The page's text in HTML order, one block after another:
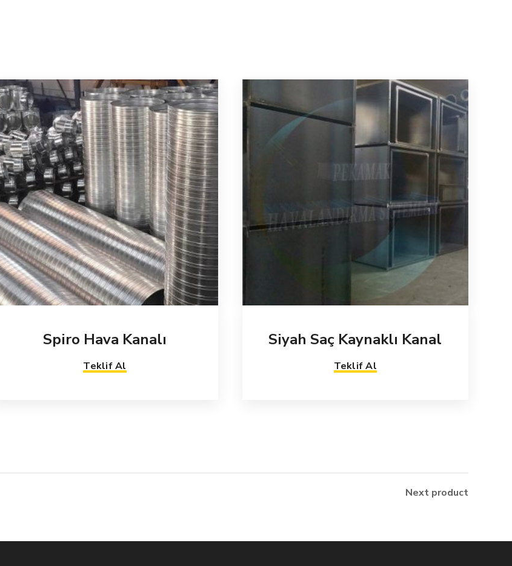
Spiro Hava Kanalı
Teklif Al
Siyah Saç Kaynaklı Kanal
Teklif Al
Next product